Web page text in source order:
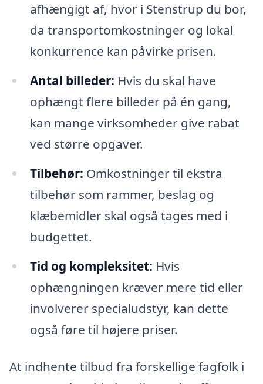
afhængigt af, hvor i Stenstrup du bor,
da transportomkostninger og lokal
konkurrence kan påvirke prisen.
Antal billeder: Hvis du skal have
ophængt flere billeder på én gang,
kan mange virksomheder give rabat
ved større opgaver.
Tilbehør: Omkostninger til ekstra
tilbehør som rammer, beslag og
klæbemidler skal også tages med i
budgettet.
Tid og kompleksitet: Hvis
ophængningen kræver mere tid eller
involverer specialudstyr, kan dette
også føre til højere priser.
At indhente tilbud fra forskellige fagfolk i